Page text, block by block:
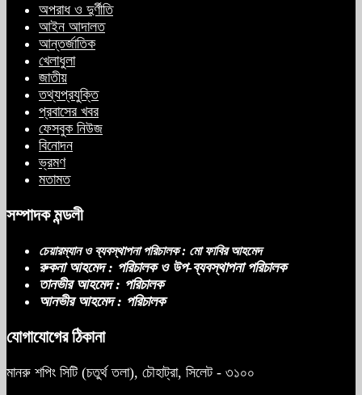
অপরাধ ও দুর্ণীতি
আইন আদালত
আন্তর্জাতিক
খেলাধুলা
জাতীয়
তথ্যপ্রযুক্তি
প্রবাসের খবর
ফেসবুক নিউজ
বিনোদন
ভ্রমণ
মতামত
সম্পাদক মন্ডলী
চেয়ারম্যান ও ব্যবস্থাপনা পরিচালক : মো ফাবির আহমেদ
রুকনা আহমেদ : পরিচালক ও উপ-ব্যবস্থাপনা পরিচালক
তানভীর আহমেদ : পরিচালক
আনভীর আহমেদ : পরিচালক
যোগাযোগের ঠিকানা
মানরু শপিং সিটি (চতুর্থ তলা), চৌহাট্রা, সিলেট - ৩১০০